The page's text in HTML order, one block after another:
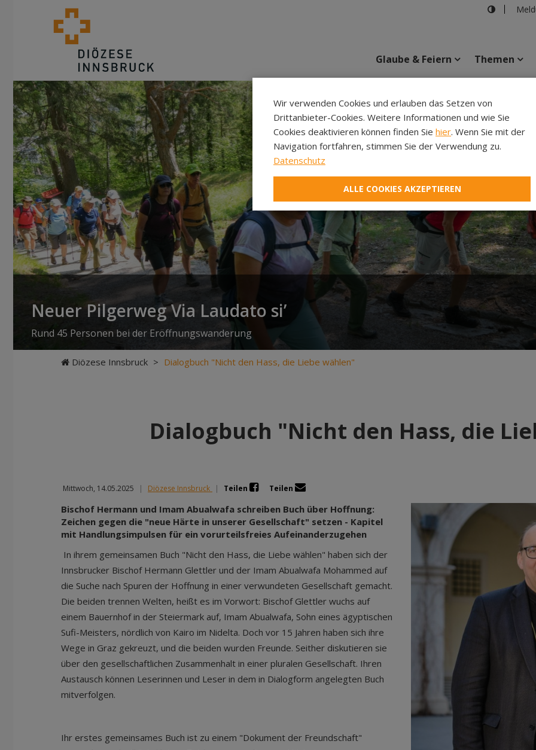
Glaube & Feiern Themen
Neuer Pilgerweg Via Laudato si’
Rund 45 Personen bei der Eröffnungswanderung
Diözese Innsbruck > Dialogbuch "Nicht den Hass, die Liebe wählen"
Dialogbuch "Nicht den Hass, die
Mittwoch, 14.05.2025 | Diözese Innsbruck | Teilen Teilen
Bischof Hermann und Imam Abualwafa schreiben Buch über Hoffnung:
Zeichen gegen die "neue Härte in unserer Gesellschaft" setzen - Kapitel
mit Handlungsimpulsen für ein vorurteilsfreies Aufeinanderzugehen
In ihrem gemeinsamen Buch "Nicht den Hass, die Liebe wählen" haben sich der
Innsbrucker Bischof Hermann Glettler und der Imam Abualwafa Mohammed auf
die Suche nach Spuren der Hoffnung in einer verwundeten Gesellschaft gemacht.
Die beiden trennen Welten, heißt es im Vorwort: Bischof Glettler wuchs auf
einem Bauernhof in der Steiermark auf, Imam Abualwafa, Sohn eines ägyptischen
Sufi-Meisters, nördlich von Kairo im Nidelta. Doch vor 15 Jahren haben sich ihre
Wege in Graz gekreuzt, und die beiden wurden Freunde. Seither diskutieren sie
über den gesellschaftlichen Zusammenhalt in einer pluralen Gesellschaft. Ihren
Austausch können Leserinnen und Leser in dem in Dialogform angelegten Buch
mitverfolgen.
Ihr erstes gemeinsames Buch ist zu einem "Dokument der Freundschaft"
Wir verwenden Cookies und erlauben das Setzen von
Drittanbieter-Cookies. Weitere Informationen und wie Sie
Cookies deaktivieren können finden Sie hier. Wenn Sie mit der
Navigation fortfahren, stimmen Sie der Verwendung zu.
Datenschutz
ALLE COOKIES AKZEPTIEREN